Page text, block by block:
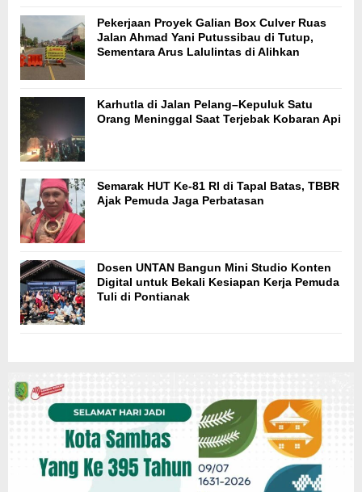
Pekerjaan Proyek Galian Box Culver Ruas
Jalan Ahmad Yani Putussibau di Tutup,
Sementara Arus Lalulintas di Alihkan
Karhutla di Jalan Pelang–Kepuluk Satu
Orang Meninggal Saat Terjebak Kobaran Api
Semarak HUT Ke-81 RI di Tapal Batas, TBBR
Ajak Pemuda Jaga Perbatasan
Dosen UNTAN Bangun Mini Studio Konten
Digital untuk Bekali Kesiapan Kerja Pemuda
Tuli di Pontianak